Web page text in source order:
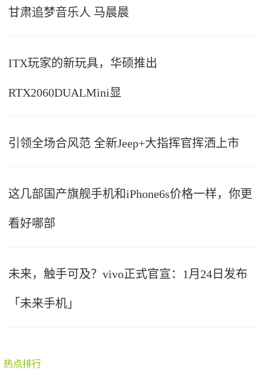
甘肃追梦音乐人 马晨晨
ITX玩家的新玩具，华硕推出
RTX2060DUALMini显
引领全场合风范 全新Jeep+大指挥官挥洒上市
这几部国产旗舰手机和iPhone6s价格一样，你更
看好哪部
未来，触手可及？vivo正式官宣：1月24日发布
「未来手机」
热点排行